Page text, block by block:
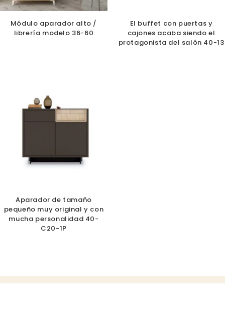
Módulo aparador alto /
librería modelo 36-60
El buffet con puertas y
cajones acaba siendo el
protagonista del salón 40-13
Aparador de tamaño
pequeño muy original y con
mucha personalidad 40-
C20-1P